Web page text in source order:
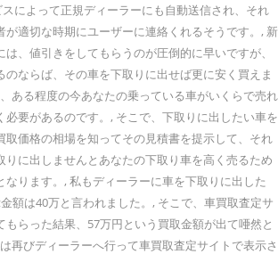
によって正規ディーラーにも自動送信され、それ
が適切な時期にユーザーに連絡くれるそうです。, 新
、値引きをしてもらうのが圧倒的に早いですが、
のならば、その車を下取りに出せば更に安く買えま
ある程度の今あなたの乗っている車がいくらで売れ
必要があるのです。, そこで、下取りに出したい車を
取価格の相場を知ってその見積書を提示して、それ
りに出しませんとあなたの下取り車を高く売るため
なります。, 私もディーラーに車を下取りに出した
額は40万と言われました。, そこで、車買取査定サ
もらった結果、57万円という買取金額が出て唖然と
再びディーラーへ行って車買取査定サイトで表示さ